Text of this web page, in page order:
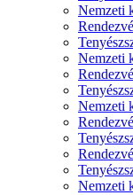
Nemzeti
Nemzeti
Nemzeti
Nemzeti